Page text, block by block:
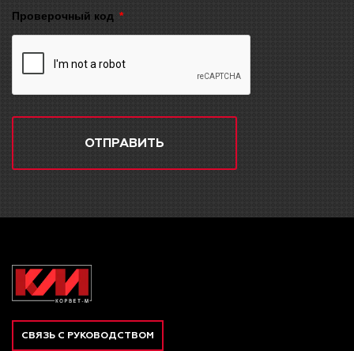
Проверочный код
ОТПРАВИТЬ
СВЯЗЬ С РУКОВОДСТВОМ